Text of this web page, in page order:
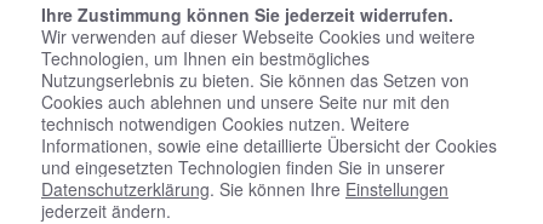
Ihre Zustimmung können Sie jederzeit widerrufen.
Wir verwenden auf dieser Webseite Cookies und weitere
Technologien, um Ihnen ein bestmögliches
Nutzungserlebnis zu bieten. Sie können das Setzen von
Cookies auch ablehnen und unsere Seite nur mit den
technisch notwendigen Cookies nutzen. Weitere
Informationen, sowie eine detaillierte Übersicht der Cookies
und eingesetzten Technologien finden Sie in unserer
Datenschutzerklärung. Sie können Ihre Einstellungen
jederzeit ändern.